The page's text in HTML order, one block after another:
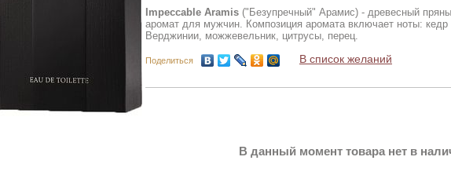
Impeccable Aramis ("Безупречный" Арамис) - древесный
аромат для мужчин. Композиция аромата включает ноты: кедр
Верджинии, можжевельник, цитрусы, перец.
Поделиться В список желаний
В данный момент товара нет в